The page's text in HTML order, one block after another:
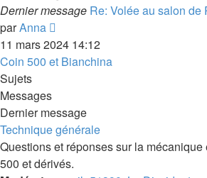
Dernier message Re: Volée au salon
parAnna
le
dernier
11 mars 2024 14:12
Coin 500 et Bianchina
Sujets
Messages
Dernier message
Technique générale
Questions et réponses sur la
500 et dérivés.